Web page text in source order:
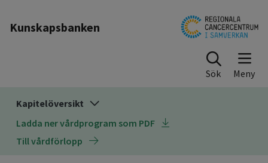
Kunskapsbanken
Sök
Kapitelöversikt
Ladda ner vårdprogram som PDF
Till vårdförlopp